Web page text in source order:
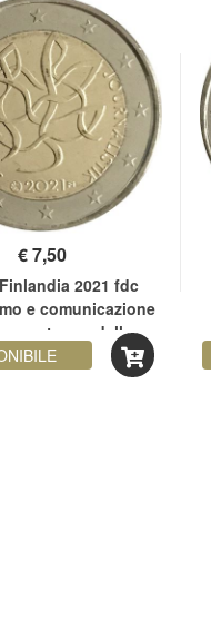
€7,50
2021 fdc
e comunicazione
a sostegno della
finlandese